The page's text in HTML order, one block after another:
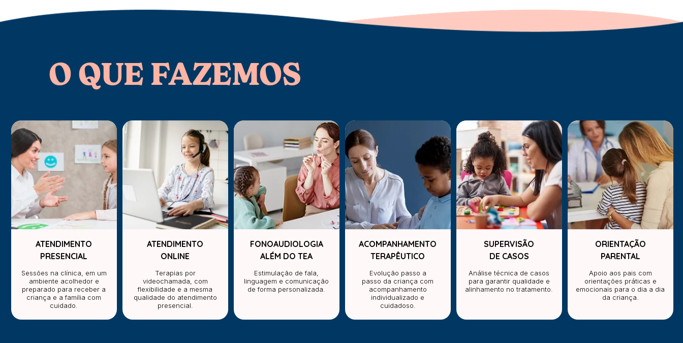
O QUE FAZEMOS
ATENDIMENTO
PRESENCIAL
Sessões na clínica, em um
ambiente acolhedor e
preparado para receber a
criança e a família com
cuidado.
ATENDIMENTO
ONLINE
Terapias por
videochamada, com
flexibilidade e a mesma
qualidade do atendimento
presencial.
FONOAUDIOLOGIA
ALÉM DO TEA
Estimulação de fala,
linguagem e comunicação
de forma personalizada.
ACOMPANHAMENTO
TERAPÊUTICO
Evolução passo a
passo da criança com
acompanhamento
individualizado e
cuidadoso.
SUPERVISÃO
DE CASOS
Análise técnica de casos
para garantir qualidade e
alinhamento no tratamento.
ORIENTAÇÃO
PARENTAL
Apoio aos pais com
orientações práticas e
emocionais para o dia a dia
da criança.